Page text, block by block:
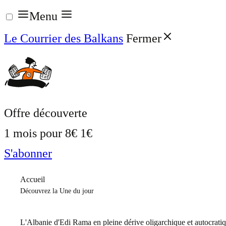
Aller
au
contenu
Menu
Le Courrier des Balkans Fermer
Offre découverte
1 mois pour 8€ 1€
S'abonner
Accueil
Découvrez la Une du jour
L'Albanie d'Edi Rama en pleine dérive oligarchique et